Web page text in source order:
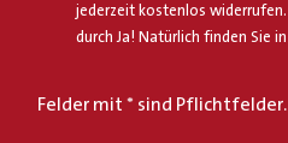
jederzeit kostenlos
durch Ja! Natürlich finden Sie
Felder mit * sind Pflichtfelder.